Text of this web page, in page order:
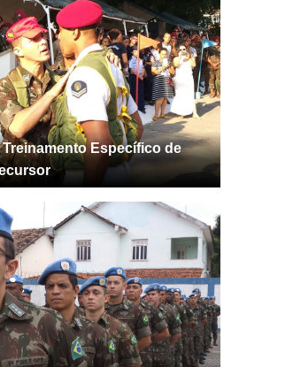
Específico de